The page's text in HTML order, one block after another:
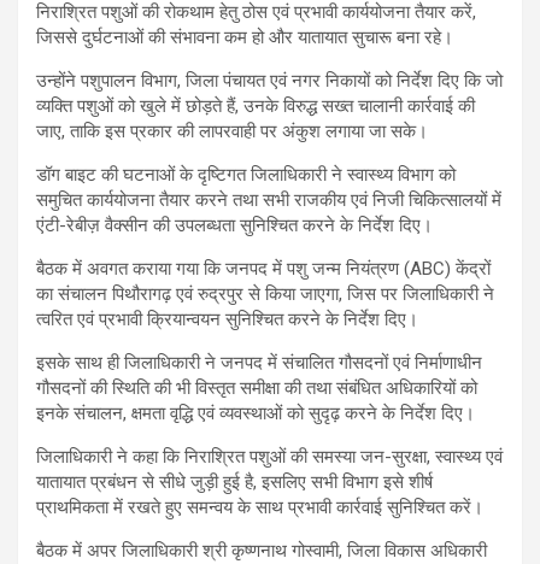
निराश्रित पशुओं की रोकथाम हेतु ठोस एवं प्रभावी कार्ययोजना तैयार करें,
जिससे दुर्घटनाओं की संभावना कम हो और यातायात सुचारू बना रहे।
उन्होंने पशुपालन विभाग, जिला पंचायत एवं नगर निकायों को निर्देश दिए कि जो
व्यक्ति पशुओं को खुले में छोड़ते हैं, उनके विरुद्ध सख्त चालानी कार्रवाई की
जाए, ताकि इस प्रकार की लापरवाही पर अंकुश लगाया जा सके।
डॉग बाइट की घटनाओं के दृष्टिगत जिलाधिकारी ने स्वास्थ्य विभाग को
समुचित कार्ययोजना तैयार करने तथा सभी राजकीय एवं निजी चिकित्सालयों में
एंटी-रेबीज़ वैक्सीन की उपलब्धता सुनिश्चित करने के निर्देश दिए।
बैठक में अवगत कराया गया कि जनपद में पशु जन्म नियंत्रण (ABC) केंद्रों
का संचालन पिथौरागढ़ एवं रुद्रपुर से किया जाएगा, जिस पर जिलाधिकारी ने
त्वरित एवं प्रभावी क्रियान्वयन सुनिश्चित करने के निर्देश दिए।
इसके साथ ही जिलाधिकारी ने जनपद में संचालित गौसदनों एवं निर्माणाधीन
गौसदनों की स्थिति की भी विस्तृत समीक्षा की तथा संबंधित अधिकारियों को
इनके संचालन, क्षमता वृद्धि एवं व्यवस्थाओं को सुदृढ़ करने के निर्देश दिए।
जिलाधिकारी ने कहा कि निराश्रित पशुओं की समस्या जन-सुरक्षा, स्वास्थ्य एवं
यातायात प्रबंधन से सीधे जुड़ी हुई है, इसलिए सभी विभाग इसे शीर्ष
प्राथमिकता में रखते हुए समन्वय के साथ प्रभावी कार्रवाई सुनिश्चित करें।
बैठक में अपर जिलाधिकारी श्री कृष्णनाथ गोस्वामी, जिला विकास अधिकारी